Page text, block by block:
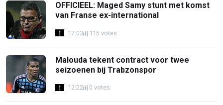
OFFICIEEL: Maged Samy stunt met komst
van Franse ex-international
17:03 115 votes
Malouda tekent contract voor twee
seizoenen bij Trabzonspor
12:22 0 votes